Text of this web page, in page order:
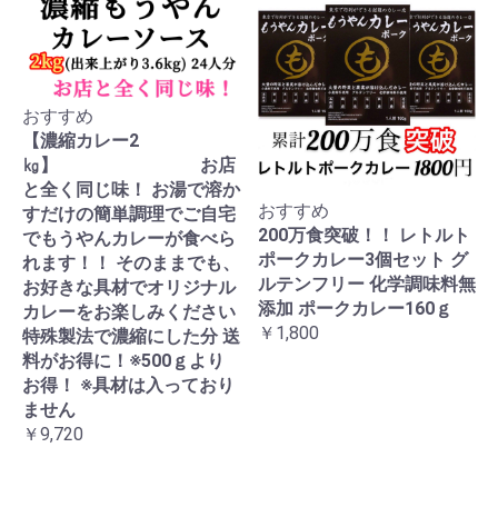
おすすめ
【濃縮カレー2
㎏】 お店
と全く同じ味！ お湯で溶か
すだけの簡単調理でご自宅
でもうやんカレーが食べら
れます！！ そのままでも、
お好きな具材でオリジナル
カレーをお楽しみください
特殊製法で濃縮にした分 送
料がお得に！※500ｇより
お得！ ※具材は入っており
ません
￥9,720
おすすめ
200万食突破！！ レトルト
ポークカレー3個セット グ
ルテンフリー 化学調味料無
添加 ポークカレー160ｇ
￥1,800